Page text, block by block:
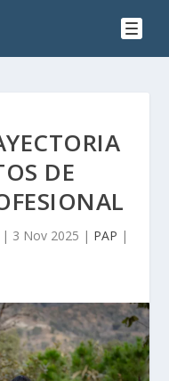
DE
3 Nov 2025 | PAP |